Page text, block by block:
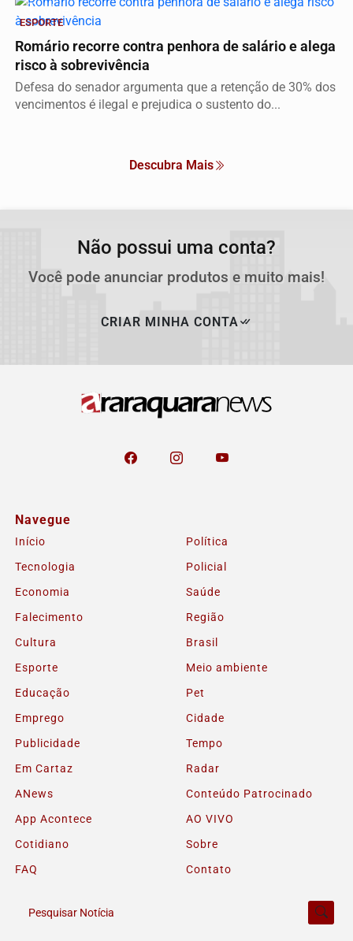
Vídeo
ESPORTE
Romário recorre contra penhora de salário e alega
risco à sobrevivência
Defesa do senador argumenta que a retenção de 30% dos
vencimentos é ilegal e prejudica o sustento do...
Descubra Mais
Não possui uma conta?
Você pode anunciar produtos e muito mais!
CRIAR MINHA CONTA
Navegue
Início
Política
Tecnologia
Policial
Economia
Saúde
Falecimento
Região
Cultura
Brasil
Esporte
Meio ambiente
Educação
Pet
Emprego
Cidade
Publicidade
Tempo
Em Cartaz
Radar
ANews
Conteúdo Patrocinado
App Acontece
AO VIVO
Cotidiano
Sobre
FAQ
Contato
Pesquisar Notícia